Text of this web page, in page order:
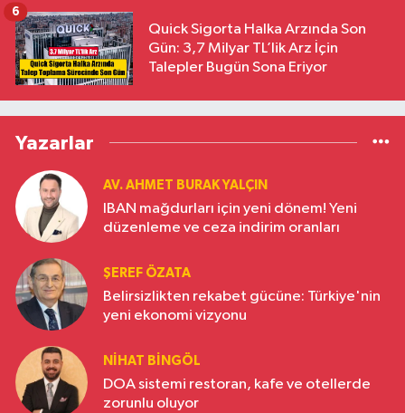
Quick Sigorta Halka Arzında Son
Gün: 3,7 Milyar TL’lik Arz İçin
Talepler Bugün Sona Eriyor
6
Yazarlar
AV. AHMET BURAK YALÇIN
IBAN mağdurları için yeni dönem! Yeni
düzenleme ve ceza indirim oranları
ŞEREF ÖZATA
Belirsizlikten rekabet gücüne: Türkiye'nin
yeni ekonomi vizyonu
NIHAT BINGÖL
DOA sistemi restoran, kafe ve otellerde
zorunlu oluyor